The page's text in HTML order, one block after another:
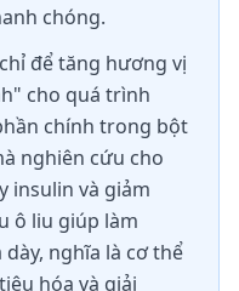
chóng.
để tăng hương vị
cho quá trình
chính trong bột
nghiên cứu cho
insulin và giảm
ô liu giúp làm
nghĩa là cơ thể
hóa và giải